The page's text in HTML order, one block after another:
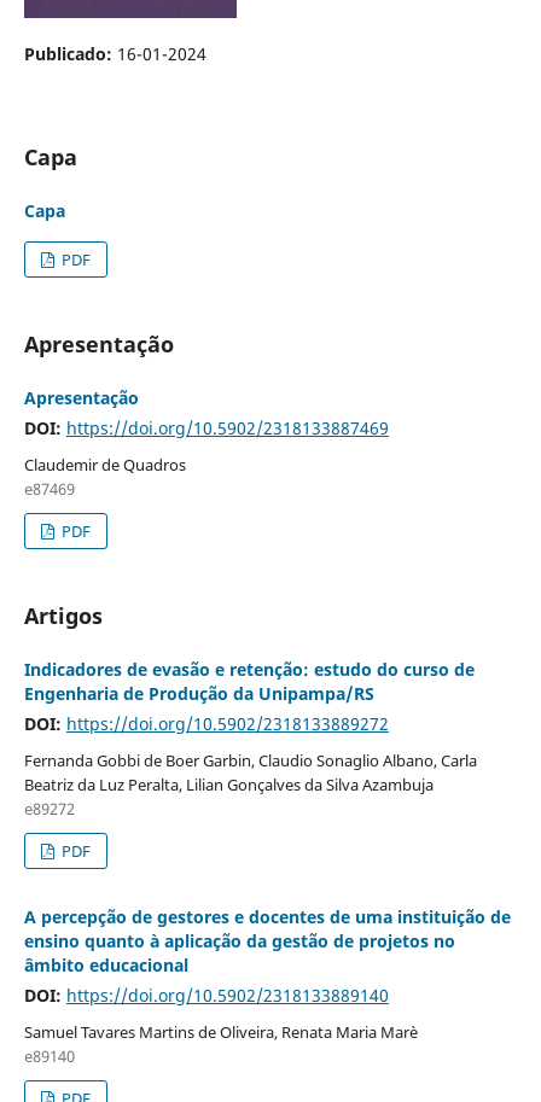
Publicado: 16-01-2024
Capa
Capa
PDF
Apresentação
Apresentação
DOI: https://doi.org/10.5902/2318133887469
Claudemir de Quadros
e87469
PDF
Artigos
Indicadores de evasão e retenção: estudo do curso de
Engenharia de Produção da Unipampa/RS
DOI: https://doi.org/10.5902/2318133889272
Fernanda Gobbi de Boer Garbin, Claudio Sonaglio Albano, Carla
Beatriz da Luz Peralta, Lilian Gonçalves da Silva Azambuja
e89272
PDF
A percepção de gestores e docentes de uma instituição de
ensino quanto à aplicação da gestão de projetos no
âmbito educacional
DOI: https://doi.org/10.5902/2318133889140
Samuel Tavares Martins de Oliveira, Renata Maria Marè
e89140